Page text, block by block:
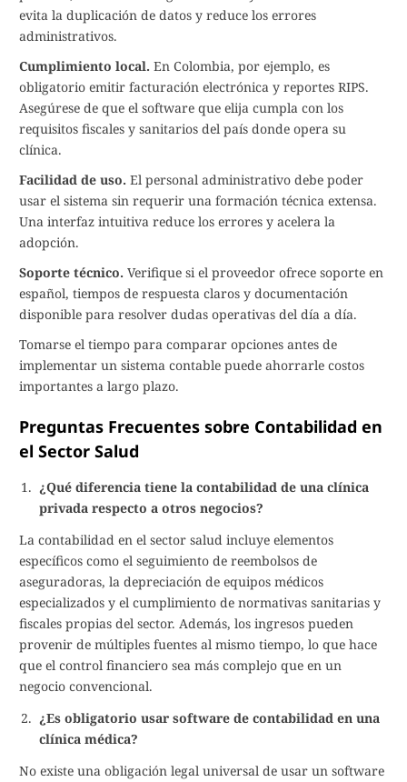
evita la duplicación de datos y reduce los errores
administrativos.
Cumplimiento local. En Colombia, por ejemplo, es
obligatorio emitir facturación electrónica y reportes RIPS.
Asegúrese de que el software que elija cumpla con los
requisitos fiscales y sanitarios del país donde opera su
clínica.
Facilidad de uso. El personal administrativo debe poder
usar el sistema sin requerir una formación técnica extensa.
Una interfaz intuitiva reduce los errores y acelera la
adopción.
Soporte técnico. Verifique si el proveedor ofrece soporte en
español, tiempos de respuesta claros y documentación
disponible para resolver dudas operativas del día a día.
Tomarse el tiempo para comparar opciones antes de
implementar un sistema contable puede ahorrarle costos
importantes a largo plazo.
Preguntas Frecuentes sobre Contabilidad en
el Sector Salud
¿Qué diferencia tiene la contabilidad de una clínica
privada respecto a otros negocios?
La contabilidad en el sector salud incluye elementos
específicos como el seguimiento de reembolsos de
aseguradoras, la depreciación de equipos médicos
especializados y el cumplimiento de normativas sanitarias y
fiscales propias del sector. Además, los ingresos pueden
provenir de múltiples fuentes al mismo tiempo, lo que hace
que el control financiero sea más complejo que en un
negocio convencional.
¿Es obligatorio usar software de contabilidad en una
clínica médica?
No existe una obligación legal universal de usar un software